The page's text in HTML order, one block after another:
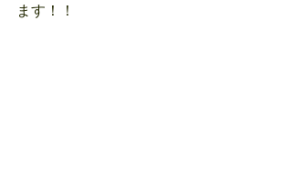
ます！！